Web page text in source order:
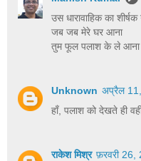
उस धारावाहिक का
जब जब मेरे घर आना
तुम फूल पलाश के ले आना
Unknown अप्रैल
हाँ, पलाश को देखते ही
राकेश मिश्र फ़रवरी 26,